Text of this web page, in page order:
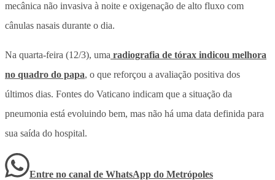
mecânica não invasiva à noite e oxigenação de alto fluxo com
cânulas nasais durante o dia.
Na quarta-feira (12/3), uma radiografia de tórax indicou melhora
no quadro do papa, o que reforçou a avaliação positiva dos
últimos dias. Fontes do Vaticano indicam que a situação da
pneumonia está evoluindo bem, mas não há uma data definida para
sua saída do hospital.
Entre no canal de WhatsApp do Metrópoles